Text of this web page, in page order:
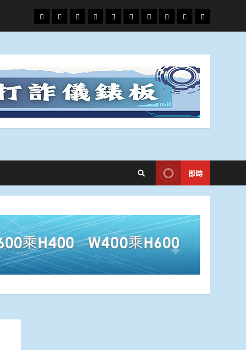
頭
條
財
經
地
方.
文
教.
專
題
娛
樂
政
治
國
際
運
動
生
活
即時